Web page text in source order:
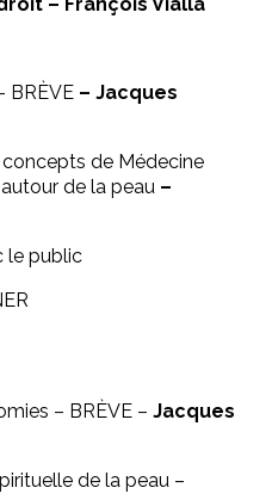
BRÈVE – Jacques
de Médecine
de la peau –
le public
– BRÈVE – Jacques
de la peau –